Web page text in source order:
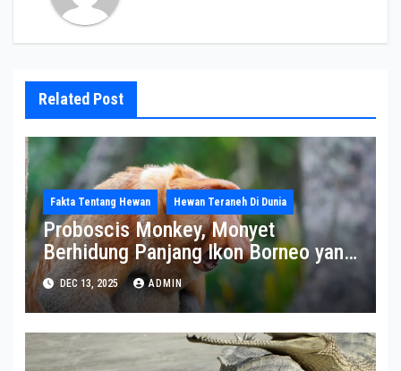
Related Post
Fakta Tentang Hewan Hewan Teraneh Di Dunia
Proboscis Monkey, Monyet
Berhidung Panjang Ikon Borneo yang
Terancam Punah
DEC 13, 2025 ADMIN